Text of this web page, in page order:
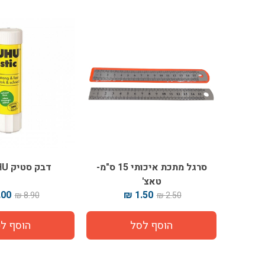
סרגל מתכת איכותי 15 ס"מ-
טאצ'
2.50 ₪
1.50 ₪
דבק סטיק UHU גדול
8.90 ₪
₪